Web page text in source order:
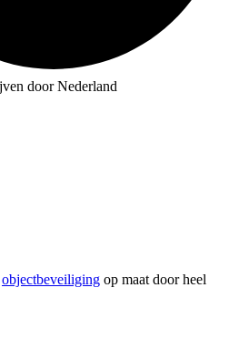
door Nederland
objectbeveiliging op maat door heel